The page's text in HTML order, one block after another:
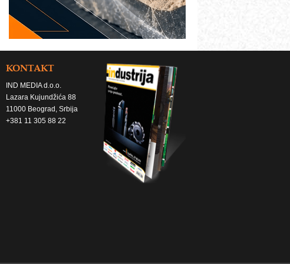
KONTAKT
IND MEDIA d.o.o.
Lazara Kujundžića 88
11000 Beograd, Srbija
+381 11 305 88 22